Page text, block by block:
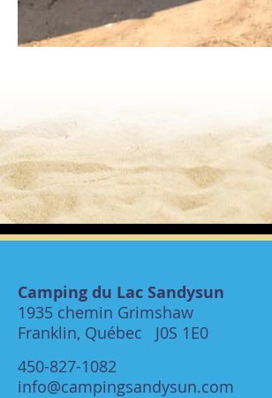
Camping du Lac Sandysun
1935 chemin Grimshaw
Franklin, Québec J0S 1E0
450-827-1082
info@campingsandysun.com